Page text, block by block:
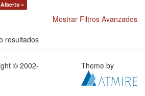
×
Mostrar Filtros Avanzados
resultados
© 2002-
Theme by